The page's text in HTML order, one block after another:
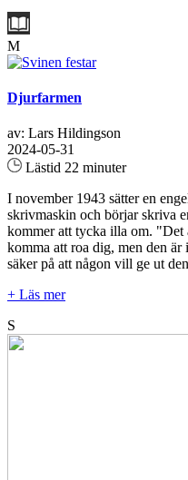
M
Djurfarmen
av: Lars Hildingson
2024-05-31
Lästid 22 minuter
I november 1943 sätter en
skrivmaskin och börjar skriva
kommer att tycka illa om. "Det
komma att roa dig, men den
säker på att någon vill ge ut
+ Läs mer
S